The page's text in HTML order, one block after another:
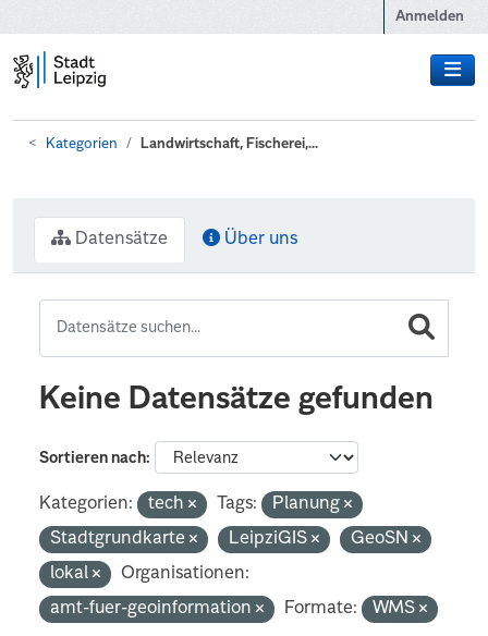
Anmelden
Kategorien Landwirtschaft, Fischerei,...
Datensätze Über uns
Keine Datensätze gefunden
Sortieren nach
Kategorien: tech Tags:
Planung
Stadtgrundkarte
LeipziGIS
GeoSN
lokal
Organisationen:
amt-fuer-geoinformation
Formate: WMS